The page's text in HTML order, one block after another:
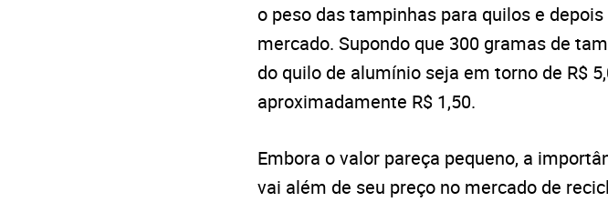
o peso das tampinhas para quilos e
mercado. Supondo que 300 gramas de
do quilo de alumínio seja em torno de R$
aproximadamente R$ 1,50.
Embora o valor pareça pequeno, a
vai além de seu preço no mercado de